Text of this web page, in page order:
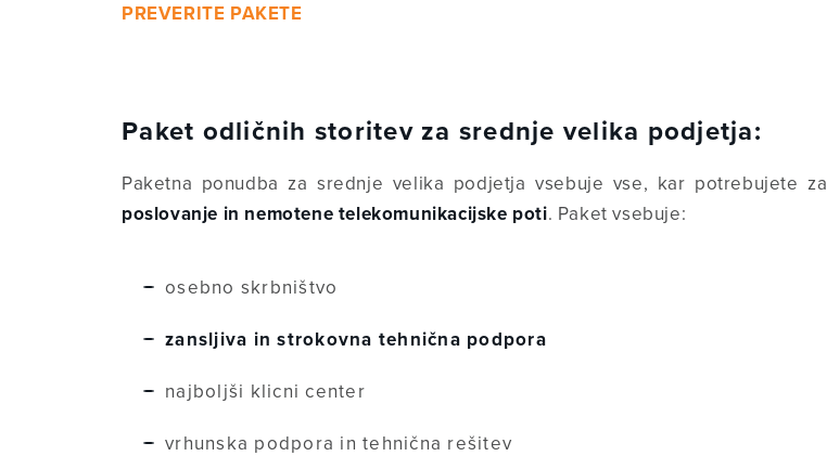
PREVERITE PAKETE
Paket odličnih storitev za srednje velika podjetja:
Paketna ponudba za srednje velika podjetja vsebuje vse, kar potrebujete za
poslovanje in nemotene telekomunikacijske poti. Paket vsebuje:
osebno skrbništvo
zansljiva in strokovna tehnična podpora
najboljši klicni center
vrhunska podpora in tehnična rešitev